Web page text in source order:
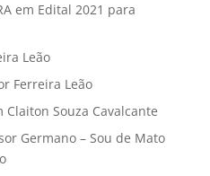
em Edital 2021 para
Leão
Ferreira Leão
Claiton Souza Cavalcante
Germano – Sou de Mato